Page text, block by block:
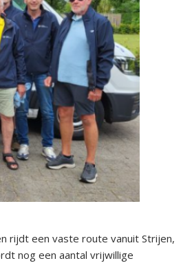
rijdt een vaste route vanuit Strijen,
nog een aantal vrijwillige